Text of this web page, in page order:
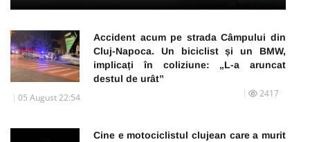
Accident acum pe strada Câmpului din
Cluj-Napoca. Un biciclist și un BMW,
implicați în coliziune: „L-a aruncat
destul de urât”
05 August 22:54 2417
Cine e motociclistul clujean care a murit